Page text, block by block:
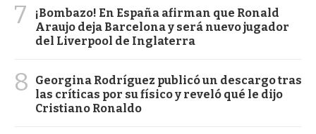
7
¡Bombazo! En España afirman que Ronald
Araujo deja Barcelona y será nuevo jugador
del Liverpool de Inglaterra
8
Georgina Rodríguez publicó un descargo tras
las críticas por su físico y reveló qué le dijo
Cristiano Ronaldo